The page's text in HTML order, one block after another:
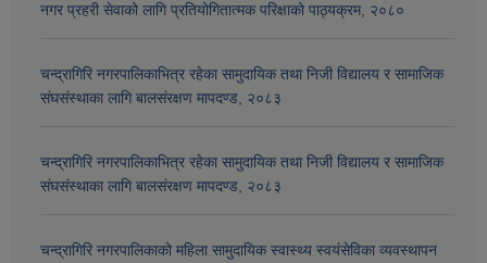
नगर प्रहरी सेवाको लागि प्रतियोगितात्मक परिक्षाको पाठ्यक्रम, २०८०
चन्द्रागिरि नगरपालिकाभित्र रहेका सामुदायिक तथा निजी विद्यालय र सामाजिक
संघसंस्थाका लागि बालसंरक्षण मापदण्ड, २०८३
चन्द्रागिरि नगरपालिकाभित्र रहेका सामुदायिक तथा निजी विद्यालय र सामाजिक
संघसंस्थाका लागि बालसंरक्षण मापदण्ड, २०८३
चन्द्रागिरि नगरपालिकाको महिला सामुदायिक स्वास्थ्य स्वयंसेविका व्यवस्थापन